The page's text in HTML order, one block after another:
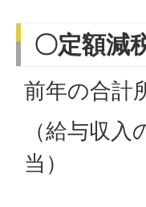
〇定額減
前年の合計
（給与収
当）